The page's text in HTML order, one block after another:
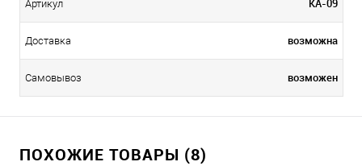
Артикул КА-09
Доставка возможна
Самовывоз возможен
ПОХОЖИЕ ТОВАРЫ (8)